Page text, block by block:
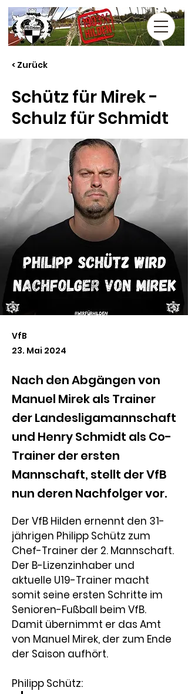
< Zurück
Schütz für Mirek -
Schulz für Schmidt
VfB
23. Mai 2024
Nach den Abgängen von
Manuel Mirek als Trainer
der Landesligamannschaft
und Henry Schmidt als Co-
Trainer der ersten
Mannschaft, stellt der VfB
nun deren Nachfolger vor.
Der VfB Hilden ernennt den 31-
jährigen Philipp Schütz zum
Chef-Trainer der 2. Mannschaft.
Der B-Lizenzinhaber und
aktuelle U19-Trainer macht
somit seine ersten Schritte im
Senioren-Fußball beim VfB.
Damit übernimmt er das Amt
von Manuel Mirek, der zum Ende
der Saison aufhört.
Philipp Schütz: